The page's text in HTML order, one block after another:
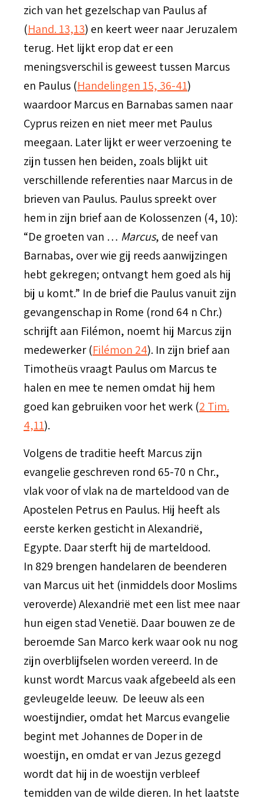
zich van het gezelschap van Paulus af
(Hand. 13,13) en keert weer naar Jeruzalem
terug. Het lijkt erop dat er een
meningsverschil is geweest tussen Marcus
en Paulus (Handelingen 15, 36-41)
waardoor Marcus en Barnabas samen naar
Cyprus reizen en niet meer met Paulus
meegaan. Later lijkt er weer verzoening te
zijn tussen hen beiden, zoals blijkt uit
verschillende referenties naar Marcus in de
brieven van Paulus. Paulus spreekt over
hem in zijn brief aan de Kolossenzen (4, 10):
“De groeten van … Marcus, de neef van
Barnabas, over wie gij reeds aanwijzingen
hebt gekregen; ontvangt hem goed als hij
bij u komt.” In de brief die Paulus vanuit zijn
gevangenschap in Rome (rond 64 n Chr.)
schrijft aan Filémon, noemt hij Marcus zijn
medewerker (Filémon 24). In zijn brief aan
Timotheüs vraagt Paulus om Marcus te
halen en mee te nemen omdat hij hem
goed kan gebruiken voor het werk (2 Tim.
4,11).
Volgens de traditie heeft Marcus zijn
evangelie geschreven rond 65-70 n Chr.,
vlak voor of vlak na de marteldood van de
Apostelen Petrus en Paulus. Hij heeft als
eerste kerken gesticht in Alexandrië,
Egypte. Daar sterft hij de marteldood.
In 829 brengen handelaren de beenderen
van Marcus uit het (inmiddels door Moslims
veroverde) Alexandrië met een list mee naar
hun eigen stad Venetië. Daar bouwen ze de
beroemde San Marco kerk waar ook nu nog
zijn overblijfselen worden vereerd. In de
kunst wordt Marcus vaak afgebeeld als een
gevleugelde leeuw. De leeuw als een
woestijndier, omdat het Marcus evangelie
begint met Johannes de Doper in de
woestijn, en omdat er van Jezus gezegd
wordt dat hij in de woestijn verbleef
temidden van de wilde dieren. In het laatste